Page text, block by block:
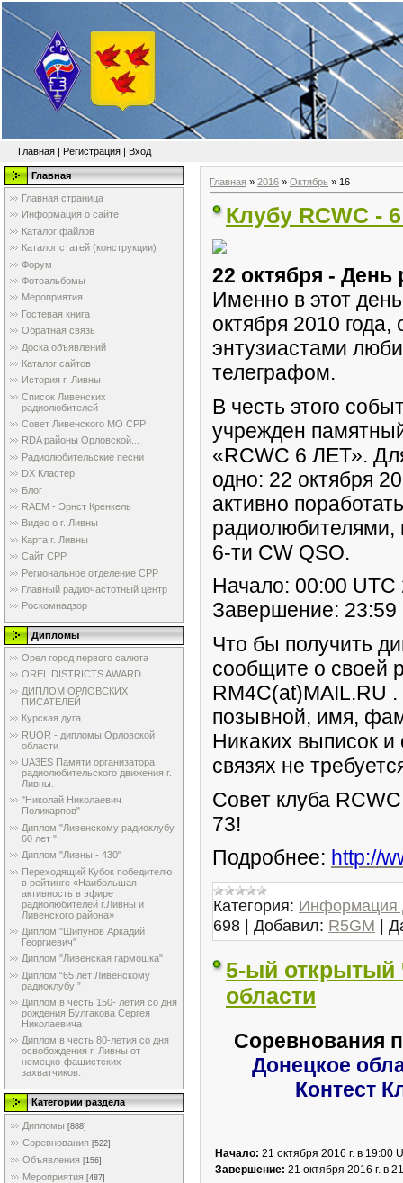
Главная | Регистрация | Вход
Главная
Главная страница
Информация о сайте
Каталог файлов
Каталог статей (конструкции)
Форум
Фотоальбомы
Мероприятия
Гостевая книга
Обратная связь
Доска объявлений
Каталог сайтов
История г. Ливны
Список Ливенских
радиолюбителей
Совет Ливенского МО СРР
RDA районы Орловской...
Радиолюбительские песни
DX Кластер
Блог
RAEM - Эрнст Кренкель
Видео о г. Ливны
Карта г. Ливны
Сайт СРР
Региональное отделение СРР
Главный радиочастотный центр
Роскомнадзор
Дипломы
Орел город первого салюта
OREL DISTRICTS AWARD
ДИПЛОМ ОРЛОВСКИХ
ПИСАТЕЛЕЙ
Курская дуга
RUOR - дипломы Орловской
области
UA3ES Памяти организатора
радиолюбительского движения г.
Ливны.
"Николай Николаевич
Поликарпов"
Диплом "Ливенскому радиоклубу
60 лет "
Диплом "Ливны - 430"
Переходящий Кубок победителю
в рейтинге «Наибольшая
активность в эфире
радиолюбителей г.Ливны и
Ливенского района»
Диплом "Шипунов Аркадий
Георгиевич"
Диплом "Ливенская гармошка"
Диплом “65 лет Ливенскому
радиоклубу ”
Диплом в честь 150- летия со дня
рождения Булгакова Сергея
Николаевича
Диплом в честь 80-летия со дня
освобождения г. Ливны от
немецко-фашистских
захватчиков.
Категории раздела
Дипломы [888]
Соревнования [522]
Объявления [156]
Мероприятия [487]
Главная » 2016 » Октябрь » 16
Клубу RCWC -
22 октября - День
Именно в этот
октября 2010
энтузиастами
телеграфом.
В честь этого
учрежден
«RCWC 6 ЛЕТ».
одно: 22 октября
активно
радиолюбителями,
6-ти CW QSO.
Начало: 00:00 UTC
Завершение:
Что бы получить
сообщите о своей
RM4C(at)MAIL.RU
позывной, имя,
Никаких выписок
связях не
Совет клуба RCWC
73!
Подробнее: http://
Категория: Информация
698 | Добавил: R5GM |
5-ый открытый
области
Соревнования
Донецкое
Контест
Начало: 21 октября 2016 г. в 19:00
Завершение: 21 октября 2016 г. в